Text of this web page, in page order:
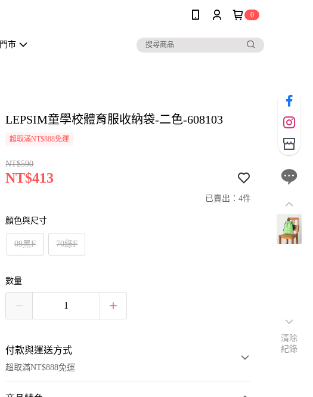
0
門市
LEPSIM童學校體育服收納袋-二色-608103
超取滿NT$888免運
NT$590
NT$413
已賣出：4件
顏色與尺寸
09黑F 70綠F
數量
付款與運送方式
超取滿NT$888免運
清除
紀錄